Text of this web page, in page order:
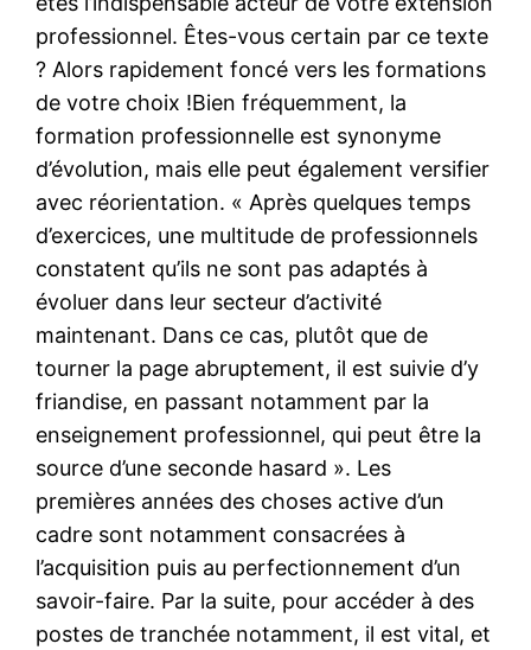
professionnel. Êtes-vous certain par ce texte
? Alors rapidement foncé vers les formations
de votre choix !Bien fréquemment, la
formation professionnelle est synonyme
d’évolution, mais elle peut également versifier
avec réorientation. « Après quelques temps
d’exercices, une multitude de professionnels
constatent qu’ils ne sont pas adaptés à
évoluer dans leur secteur d’activité
maintenant. Dans ce cas, plutôt que de
tourner la page abruptement, il est suivie d’y
friandise, en passant notamment par la
enseignement professionnel, qui peut être la
source d’une seconde hasard ». Les
premières années des choses active d’un
cadre sont notamment consacrées à
l’acquisition puis au perfectionnement d’un
savoir-faire. Par la suite, pour accéder à des
postes de tranchée notamment, il est vital, et